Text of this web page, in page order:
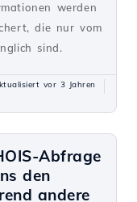
werden
die nur vom
sind.
vor 3 Jahren
Abfrage
den
andere